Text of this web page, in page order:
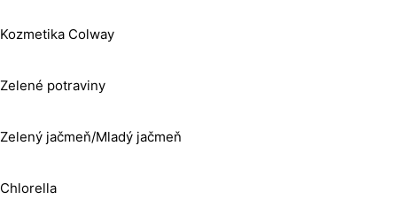
Kozmetika Colway
Zelené potraviny
Zelený jačmeň/Mladý jačmeň
Chlorella